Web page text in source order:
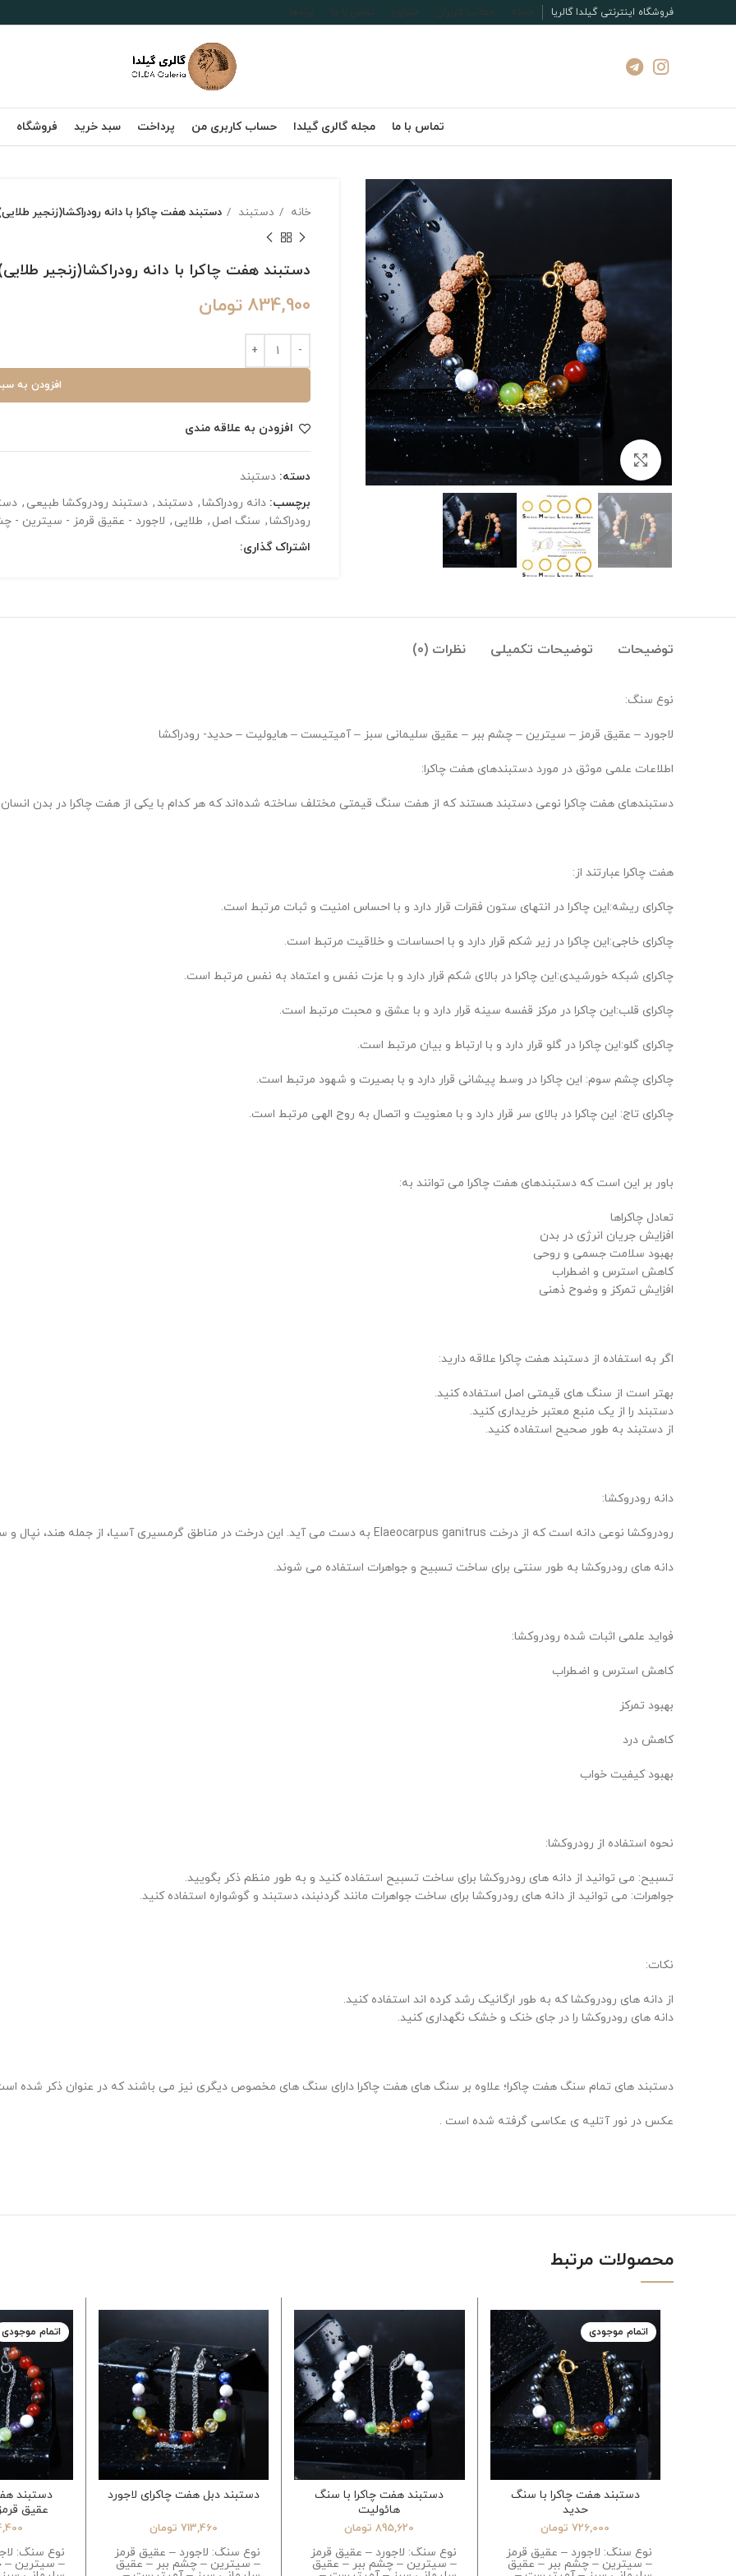
فروشگاه اینترنتی گیلدا گالریا مجله مطالب کاربران مشاوره تماس با ما برندها
تماس با ما مجله گالری گیلدا حساب کاربری من پرداخت سبد خرید فروشگاه
بزرگنمایی تصویر
خانه دستبند دستبند هفت چاکرا با دانه رودراکشا(زنجیر
دستبند هفت چاکرا با دانه رودراکشا(زنجیر
834,900 تومان
افزودن به
افزودن به علاقه مندی
دسته: دستبند
برچسب: دانه رودراکشا, دستبند, دستبند رودروکشا طبیعی ,
رودراکشا, سنگ اصل , طلایی , لاجورد - عقیق قرمز - سیترین -
اشتراک گذاری:
توضیحات توضیحات تکمیلی نظرات (0)
نوع سنگ:
لاجورد – عقیق قرمز – سیترین – چشم ببر – عقیق سلیمانی سبز – آمیتیست – هایولیت – حدید- رودراکشا
اطلاعات علمی موثق در مورد دستبندهای هفت چاکرا:
دستبندهای هفت چاکرا نوعی دستبند هستند که از هفت سنگ قیمتی مختلف ساخته شده‌اند که هر کدام با یکی از هفت چاکرا در بدن
هفت چاکرا عبارتند از:
چاکرای ریشه:این چاکرا در انتهای ستون فقرات قرار دارد و با احساس امنیت و ثبات مرتبط است.
چاکرای خاجی:این چاکرا در زیر شکم قرار دارد و با احساسات و خلاقیت مرتبط است.
چاکرای شبکه خورشیدی:این چاکرا در بالای شکم قرار دارد و با عزت نفس و اعتماد به نفس مرتبط است.
چاکرای قلب:این چاکرا در مرکز قفسه سینه قرار دارد و با عشق و محبت مرتبط است.
چاکرای گلو:این چاکرا در گلو قرار دارد و با ارتباط و بیان مرتبط است.
چاکرای چشم سوم: این چاکرا در وسط پیشانی قرار دارد و با بصیرت و شهود مرتبط است.
چاکرای تاج: این چاکرا در بالای سر قرار دارد و با معنویت و اتصال به روح الهی مرتبط است.
باور بر این است که دستبندهای هفت چاکرا می توانند به:
تعادل چاکراها
افزایش جریان انرژی در بدن
بهبود سلامت جسمی و روحی
کاهش استرس و اضطراب
افزایش تمرکز و وضوح ذهنی
اگر به استفاده از دستبند هفت چاکرا علاقه دارید:
بهتر است از سنگ های قیمتی اصل استفاده کنید.
دستبند را از یک منبع معتبر خریداری کنید.
از دستبند به طور صحیح استفاده کنید.
دانه رودروکشا:
رودروکشا نوعی دانه است که از درخت Elaeocarpus ganitrus به دست می آید. این درخت در مناطق گرمسیری آسیا، از جمله هند، نپال و سریلانکا یافت می شود.
دانه های رودروکشا به طور سنتی برای ساخت تسبیح و جواهرات استفاده می شوند.
فواید علمی اثبات شده رودروکشا:
کاهش استرس و اضطراب
بهبود تمرکز
کاهش درد
بهبود کیفیت خواب
نحوه استفاده از رودروکشا:
تسبیح: می توانید از دانه های رودروکشا برای ساخت تسبیح استفاده کنید و به طور منظم ذکر بگویید.
جواهرات: می توانید از دانه های رودروکشا برای ساخت جواهرات مانند گردنبند، دستبند و گوشواره استفاده کنید.
نکات:
از دانه های رودروکشا که به طور ارگانیک رشد کرده اند استفاده کنید.
دانه های رودروکشا را در جای خنک و خشک نگهداری کنید.
دستبند های تمام سنگ هفت چاکرا؛ علاوه بر سنگ های هفت چاکرا دارای سنگ های مخصوص دیگری نیز می باشند که در عنوان ذکر شده
عکس در نور آتلیه ی عکاسی گرفته شده است .
محصولات مرتبط
اتمام موجودی
دستبند هفت چاکرا با سنگ
حدید
726,000 تومان
نوع سنگ: لاجورد – عقیق قرمز
– سیترین – چشم ببر – عقیق
دستبند هفت چاکرا با سنگ
هائولیت
895,620 تومان
نوع سنگ: لاجورد – عقیق قرمز
– سیترین – چشم ببر – عقیق
دستبند دبل هفت چاکرای لاجورد
713,460 تومان
نوع سنگ: لاجورد – عقیق قرمز
– سیترین – چشم ببر – عقیق
اتمام موجودی
دستبند
عقیق
نوع سنگ:
– سیترین –